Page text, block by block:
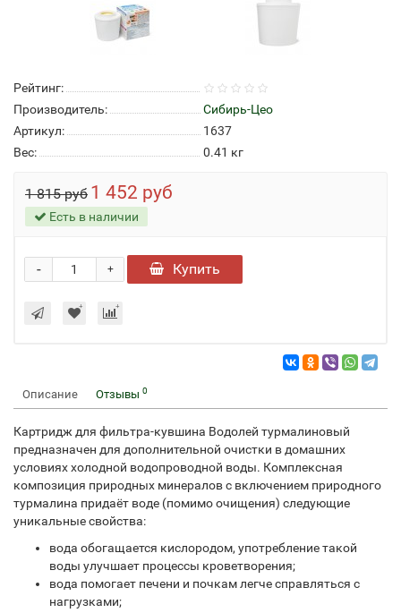
Рейтинг:
Производитель:
Сибирь-Цео
Артикул:
1637
Вес:
0.41 кг
1 815 руб 1 452 руб
Есть в наличии
+
- Купить
Описание Отзывы 0
Картридж для фильтра-кувшина Водолей турмалиновый
предназначен для дополнительной очистки в домашних
условиях холодной водопроводной воды. Комплексная
композиция природных минералов с включением природного
турмалина придаёт воде (помимо очищения) следующие
уникальные свойства:
вода обогащается кислородом, употребление такой
воды улучшает процессы кроветворения;
вода помогает печени и почкам легче справляться с
нагрузками;